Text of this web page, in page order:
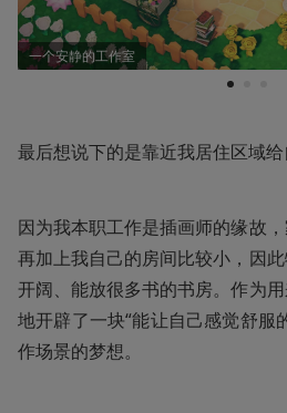
一个安静的工作室
1
最后想说下的是靠近我居住区域给
因为我本职工作是插画师的缘故
再加上我自己的房间比较小，因
开阔、能放很多书的书房。作为
地开辟了一块“能让自己感觉舒服
作场景的梦想。